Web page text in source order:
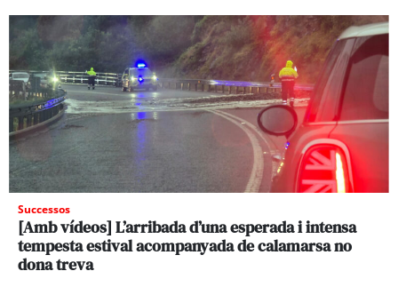
Successos
[Amb vídeos] L’arribada d’una esperada i intensa
tempesta estival acompanyada de calamarsa no
dona treva